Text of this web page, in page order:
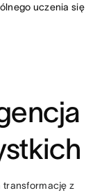
uczenia się
transformację z